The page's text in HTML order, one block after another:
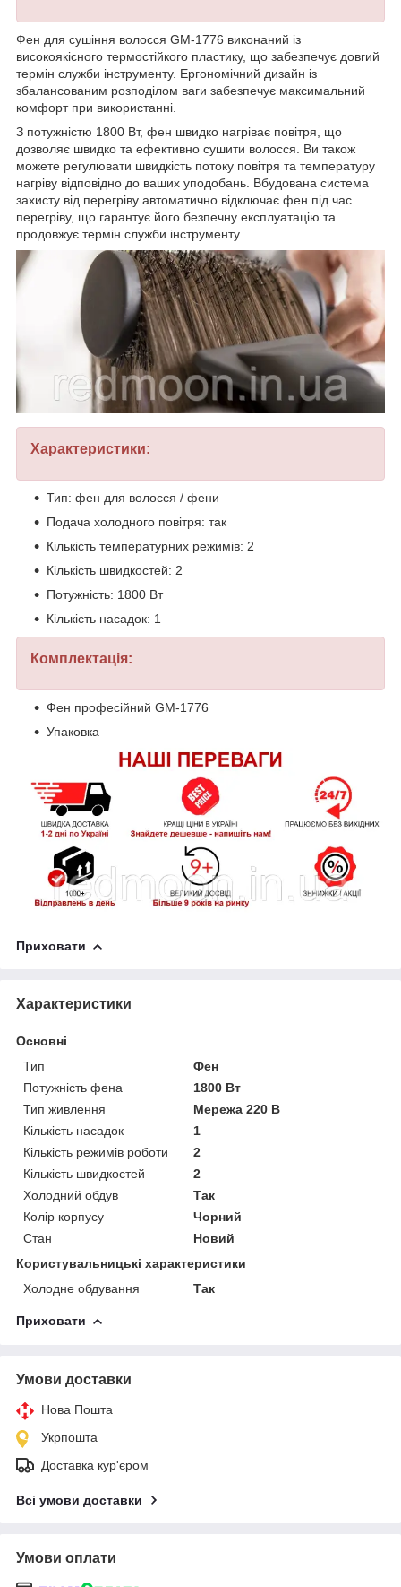
Фен для сушіння волосся GM-1776 виконаний із
високоякісного термостійкого пластику, що забезпечує довгий
термін служби інструменту. Ергономічний дизайн із
збалансованим розподілом ваги забезпечує максимальний
комфорт при використанні.
З потужністю 1800 Вт, фен швидко нагріває повітря, що
дозволяє швидко та ефективно сушити волосся. Ви також
можете регулювати швидкість потоку повітря та температуру
нагріву відповідно до ваших уподобань. Вбудована система
захисту від перегріву автоматично відключає фен під час
перегріву, що гарантує його безпечну експлуатацію та
продовжує термін служби інструменту.
Характеристики:
Тип: фен для волосся / фени
Подача холодного повітря: так
Кількість температурних режимів: 2
Кількість швидкостей: 2
Потужність: 1800 Вт
Кількість насадок: 1
Комплектація:
Фен професійний GM-1776
Упаковка
Приховати
Характеристики
Основні
Тип
Фен
Потужність фена
1800 Вт
Тип живлення
Мережа 220 В
Кількість насадок
1
Кількість режимів роботи
2
Кількість швидкостей
2
Холодний обдув
Так
Колір корпусу
Чорний
Стан
Новий
Користувальницькі характеристики
Холодне обдування
Так
Приховати
Умови доставки
Нова Пошта
Укрпошта
Доставка кур'єром
Всі умови доставки
Умови оплати